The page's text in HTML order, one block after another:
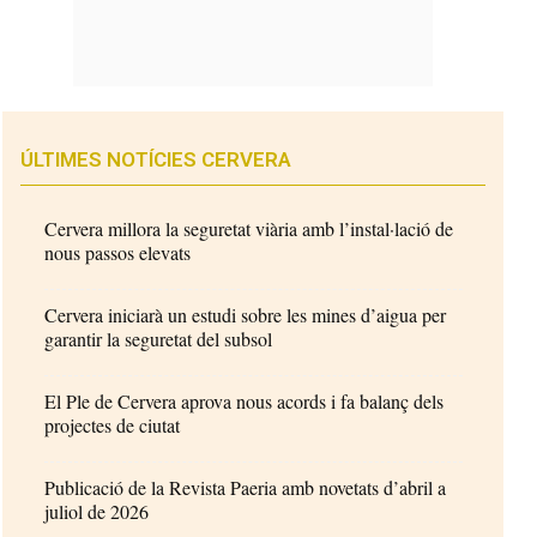
ÚLTIMES NOTÍCIES CERVERA
Cervera millora la seguretat viària amb l’instal·lació de
nous passos elevats
Cervera iniciarà un estudi sobre les mines d’aigua per
garantir la seguretat del subsol
El Ple de Cervera aprova nous acords i fa balanç dels
projectes de ciutat
Publicació de la Revista Paeria amb novetats d’abril a
juliol de 2026